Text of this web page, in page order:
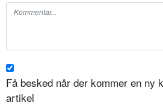
Få besked når der kommer en ny
artikel